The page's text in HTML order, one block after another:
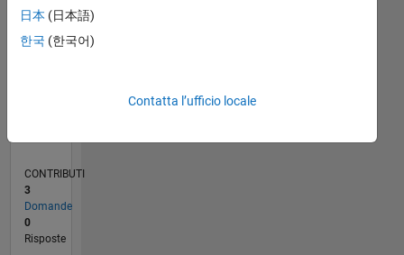
RANK
CONTRIBUTI
3
Domande
0
Risposte
日本 (日本語)
한국 (한국어)
Contatta l’ufficio locale